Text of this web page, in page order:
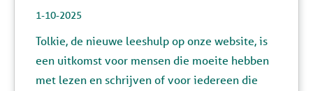
1-10-2025
Tolkie, de nieuwe leeshulp op onze website, is
een uitkomst voor mensen die moeite hebben
met lezen en schrijven of voor iedereen die